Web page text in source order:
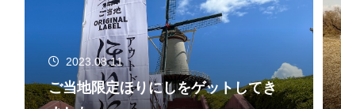
2023.08.11
ご当地限定ほりにしをゲットしてき